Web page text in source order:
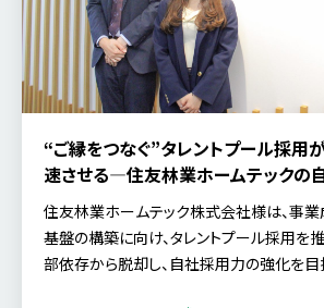
“ご縁をつなぐ”タレントプール採用
速させる―住友林業ホームテックの
への挑戦
住友林業ホームテック株式会社様は、事
基盤の構築に向け、タレントプール採用を
部依存から脱却し、自社採用力の強化を